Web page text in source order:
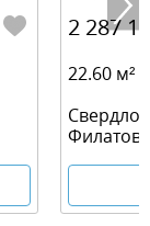
2 287
22.60 м²